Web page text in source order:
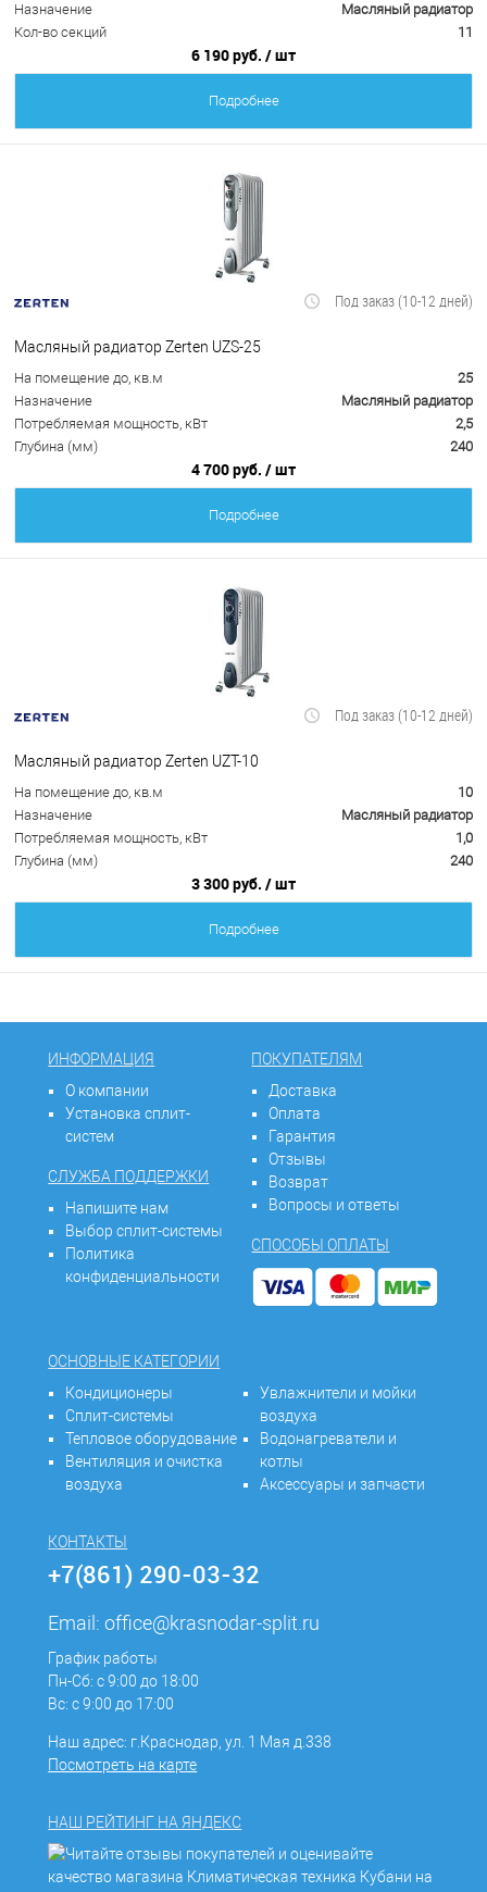
Назначение
Масляный радиатор
Кол-во секций
11
6 190 руб. / шт
Подробнее
Под заказ (10-12 дней)
Масляный радиатор Zerten UZS-25
На помещение до, кв.м
25
Назначение
Масляный радиатор
Потребляемая мощность, кВт
2,5
Глубина (мм)
240
4 700 руб. / шт
Подробнее
Под заказ (10-12 дней)
Масляный радиатор Zerten UZT-10
На помещение до, кв.м
10
Назначение
Масляный радиатор
Потребляемая мощность, кВт
1,0
Глубина (мм)
240
3 300 руб. / шт
Подробнее
ИНФОРМАЦИЯ
О компании
Установка сплит-
систем
СЛУЖБА ПОДДЕРЖКИ
Напишите нам
Выбор сплит-системы
Политика
конфиденциальности
ПОКУПАТЕЛЯМ
Доставка
Оплата
Гарантия
Отзывы
Возврат
Вопросы и ответы
СПОСОБЫ ОПЛАТЫ
ОСНОВНЫЕ КАТЕГОРИИ
Кондиционеры
Сплит-системы
Тепловое оборудование
Вентиляция и очистка
воздуха
Увлажнители и мойки
воздуха
Водонагреватели и
котлы
Аксессуары и запчасти
КОНТАКТЫ
+7(861) 290-03-32
Email:office@krasnodar-split.ru
График работы
Пн-Сб: с 9:00 до 18:00
Вс: с 9:00 до 17:00
Наш адрес: г.Краснодар, ул. 1 Мая д.338
Посмотреть на карте
НАШ РЕЙТИНГ НА ЯНДЕКС